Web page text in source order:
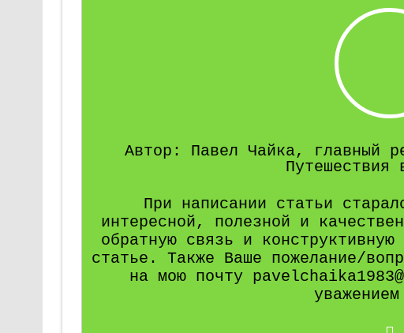
Автор: Павел Чайка, главный
Путешествия
При написании статьи
интересной, полезной и
обратную связь и
статье. Также Ваше пожелание/
на мою почту